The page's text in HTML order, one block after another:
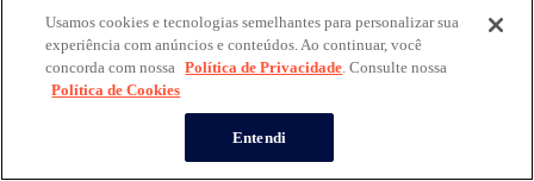
Usamos cookies e tecnologias semelhantes para personalizar sua
experiência com anúncios e conteúdos. Ao continuar, você
concorda com nossa Política de Privacidade. Consulte nossa
Política de Cookies
Entendi